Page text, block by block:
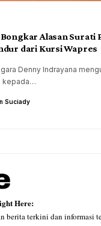
Alasan Surati
dari Kursi Wapres
Denny Indrayana
kepada…
Suciady
Here:
berita terkini dan informasi